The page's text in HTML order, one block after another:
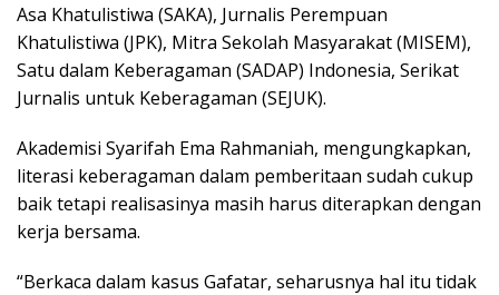
Asa Khatulistiwa (SAKA), Jurnalis Perempuan
Khatulistiwa (JPK), Mitra Sekolah Masyarakat (MISEM),
Satu dalam Keberagaman (SADAP) Indonesia, Serikat
Jurnalis untuk Keberagaman (SEJUK).
Akademisi Syarifah Ema Rahmaniah, mengungkapkan,
literasi keberagaman dalam pemberitaan sudah cukup
baik tetapi realisasinya masih harus diterapkan dengan
kerja bersama.
“Berkaca dalam kasus Gafatar, seharusnya hal itu tidak